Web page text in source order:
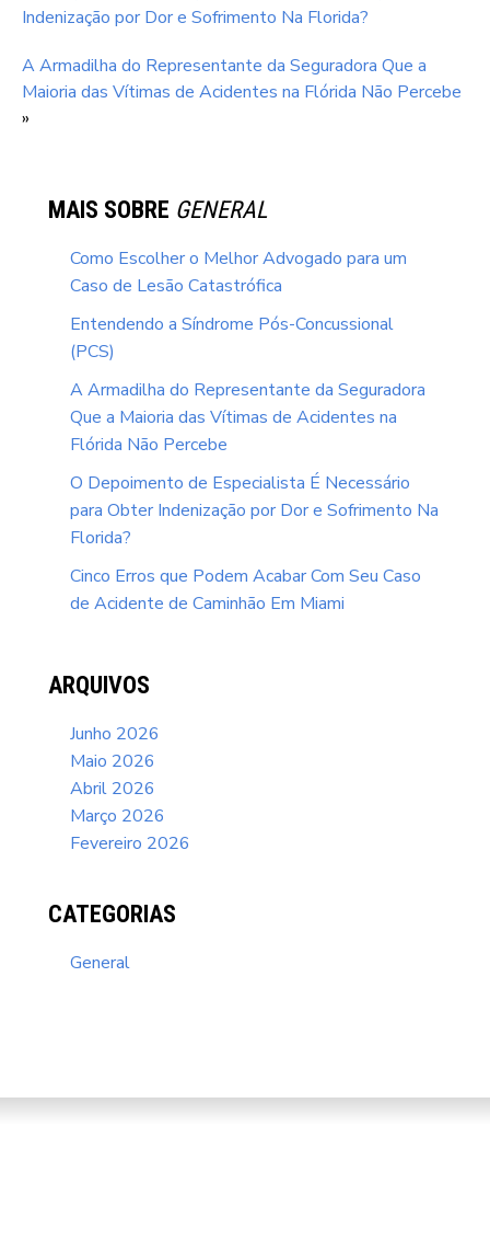
Indenização por Dor e Sofrimento Na Florida?
A Armadilha do Representante da Seguradora Que a
Maioria das Vítimas de Acidentes na Flórida Não Percebe
»
MAIS SOBRE GENERAL
Como Escolher o Melhor Advogado para um
Caso de Lesão Catastrófica
Entendendo a Síndrome Pós-Concussional
(PCS)
A Armadilha do Representante da Seguradora
Que a Maioria das Vítimas de Acidentes na
Flórida Não Percebe
O Depoimento de Especialista É Necessário
para Obter Indenização por Dor e Sofrimento Na
Florida?
Cinco Erros que Podem Acabar Com Seu Caso
de Acidente de Caminhão Em Miami
ARQUIVOS
Junho 2026
Maio 2026
Abril 2026
Março 2026
Fevereiro 2026
CATEGORIAS
General